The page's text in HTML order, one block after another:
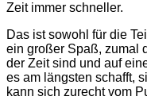
Zeit immer schneller.
Das ist sowohl für die
ein großer Spaß, zumal
der Zeit sind und auf
es am längsten schafft,
kann sich zurecht vom